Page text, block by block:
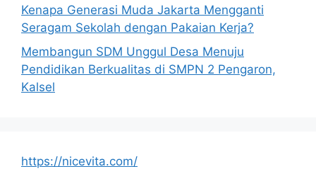
Kenapa Generasi Muda Jakarta Mengganti
Seragam Sekolah dengan Pakaian Kerja?
Membangun SDM Unggul Desa Menuju
Pendidikan Berkualitas di SMPN 2 Pengaron,
Kalsel
https://nicevita.com/